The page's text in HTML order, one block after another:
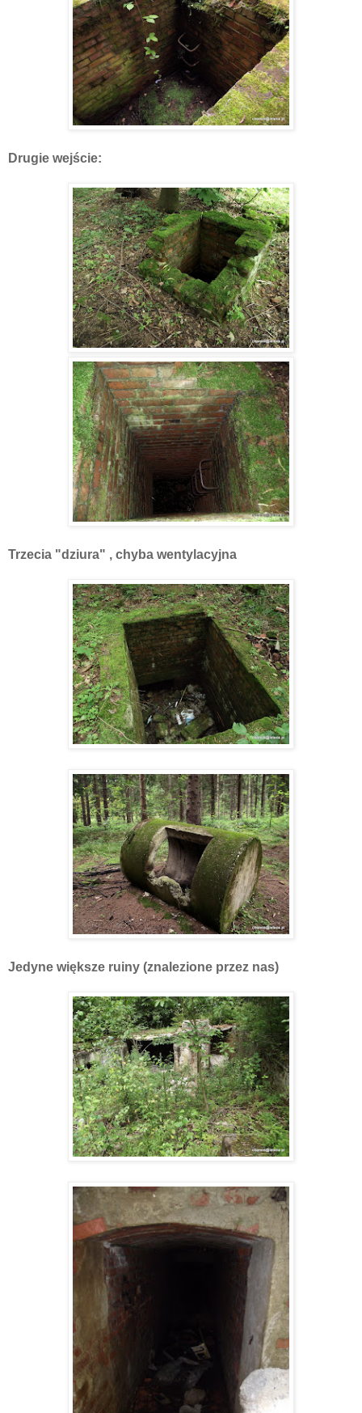
Drugie wejście:
Trzecia "dziura" , chyba wentylacyjna
Jedyne większe ruiny (znalezione przez nas)